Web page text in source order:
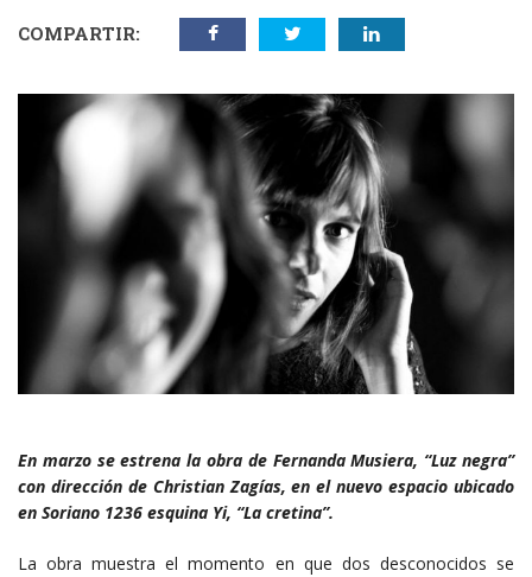
COMPARTIR:
En marzo se estrena la obra de Fernanda Musiera, “Luz negra”
con dirección de Christian Zagías, en el nuevo espacio ubicado
en Soriano 1236 esquina Yi, “La cretina”.
La obra muestra el momento en que dos desconocidos se